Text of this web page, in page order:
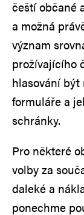
čeští občané
a možná
význam
prožívajícího
hlasování
formuláře a
schránky.
Pro některé
volby za
daleké a
ponechme